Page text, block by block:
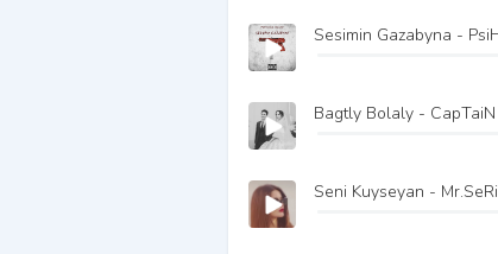
Bagtly Bolaly - CapTaiN
Seni Kuyseyan - Mr.SeRi